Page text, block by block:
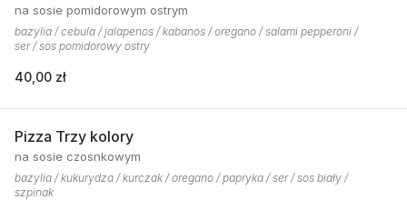
na sosie pomidorowym ostrym
bazylia / cebula / jalapenos / kabanos / oregano / salami pepperoni /
ser / sos pomidorowy ostry
40,00 zł
Pizza Trzy kolory
na sosie czosnkowym
bazylia / kukurydza / kurczak / oregano / papryka / ser / sos biały /
szpinak